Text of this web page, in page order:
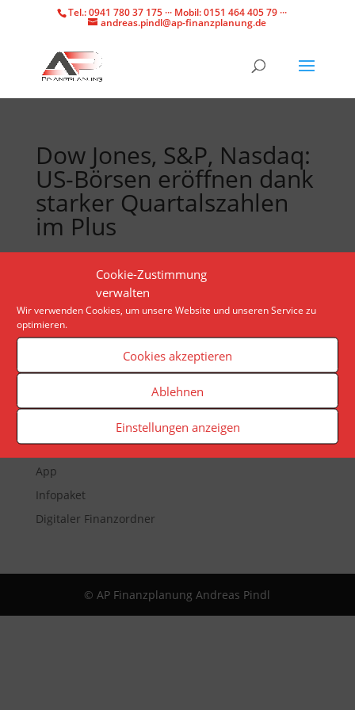
Cookie-Zustimmung
verwalten
Wir verwenden Cookies, um unsere Website und unseren Service zu
optimieren.
Cookies akzeptieren
Ablehnen
Einstellungen anzeigen
Tel.: 0941 780 37 175 ··· Mobil: 0151 464 405 79 ···
andreas.pindl@ap-finanzplanung.de
Dow Jones, S&P, Nasdaq:
US-Börsen eröffnen dank
starker Quartalszahlen
im Plus
Die Berichtssaison in den USA lässt die
amerikanischen Aktienindizes steigen. Auch der Kurs
eines deutschen Unternehmens ist an den US-
Börsen deutlich im Plus.
Reporting
App
Infopaket
Digitaler Finanzordner
© AP Finanzplanung Andreas Pindl